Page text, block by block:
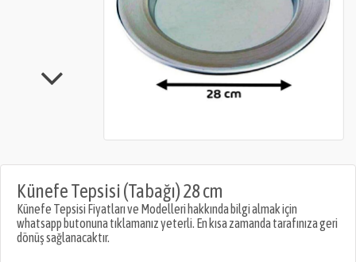
Künefe Tepsisi (Tabağı) 28 cm
Künefe Tepsisi Fiyatları ve Modelleri hakkında bilgi almak için
whatsapp butonuna tıklamanız yeterli. En kısa zamanda tarafınıza geri
dönüş sağlanacaktır.